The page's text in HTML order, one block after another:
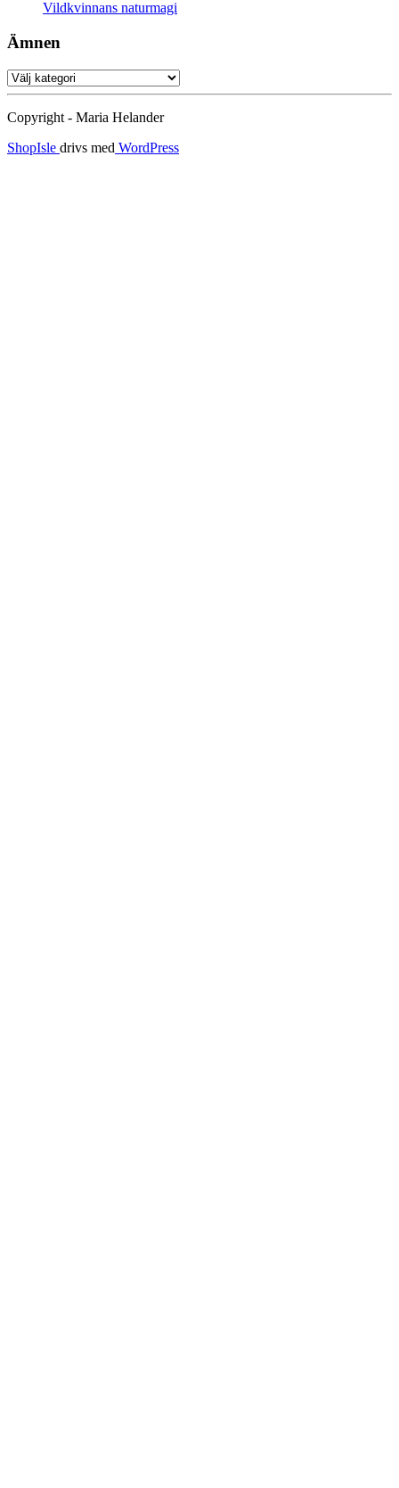
Vildkvinnans naturmagi
Ämnen
Ämnen
Copyright - Maria Helander
ShopIsle drivs med WordPress